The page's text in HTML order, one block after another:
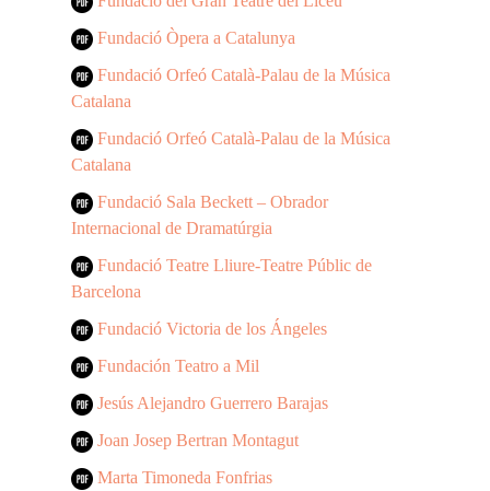
Fundació Òpera a Catalunya
Fundació Orfeó Català-Palau de la Música
Catalana
Fundació Orfeó Català-Palau de la Música
Catalana
Fundació Sala Beckett – Obrador
Internacional de Dramatúrgia
Fundació Teatre Lliure-Teatre Públic de
Barcelona
Fundació Victoria de los Ángeles
Fundación Teatro a Mil
Jesús Alejandro Guerrero Barajas
Joan Josep Bertran Montagut
Marta Timoneda Fonfrias